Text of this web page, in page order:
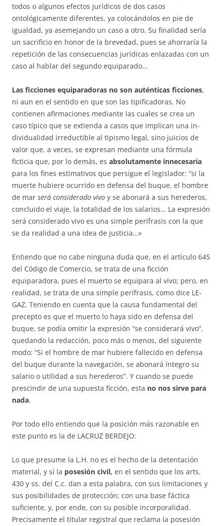
todos o algunos efectos jurídicos de dos casos
ontológicamente dife­rentes, ya colocándolos en pie de
igualdad, ya asemejando un caso a otro. Su finalidad sería
un sacrificio en honor de la brevedad, pues se ahorraría la
repetición de las consecuencias jurídicas enlazadas con un
caso al ha­blar del segundo equiparado…
Las ficciones equiparadoras no son auténticas ficciones,
ni aun en el sentido en que son las tipificadoras. No
contienen afirmaciones mediante las cuales se crea un
caso típico que se extienda a casos que implican una in­
dividualidad irreductible al tipismo legal, sino juicios de
valor que, a ve­ces, se expresan mediante una fórmula
ficticia que, por lo demás, es ab­solutamente innecesaria
para los fines estimativos que persigue el le­gis­lador: “si la
muerte hubiere ocurrido en defensa del buque, el hombre
de mar será considerado vivo y se abonará a sus herederos,
concluido el viaje, la totalidad de los salarios… La expresión
será considerado vivo es una simple perífrasis con la que
se da realidad a una idea de justicia…»
Entiendo que no cabe ninguna duda que, en el artículo 645
del Código de Comercio, se trata de una ficción
equiparadora, pues el muerto se equi­para al vivo; pero, en
realidad, se trata de una simple perífrasis, como dice LE­
GAZ. Teniendo en cuenta que la causa fundamental del
precepto es que el muerto lo haya sido en defensa del
buque, se podía omitir la expre­sión “se considerará vivo”,
quedando la redacción, poco más o menos, del si­guiente
modo: “Si el hombre de mar hubiere fallecido en defensa
del bu­que durante la navegación, se abonará íntegro su
salario o utilidad a sus he­­re­deros”. Y cuando se puede
prescindir de una supuesta ficción, esta no nos sirve para
nada.
Por todo ello entiendo que la posición más razonable en
este punto es la de LACRUZ BERDEJO:
Lo que presume la L.H. no es el hecho de la de­tentación
material, y sí la posesión civil, en el sentido que los arts.
430 y ss. del C.c. dan a esta palabra, con sus limitaciones y
sus po­si­bi­li­da­des de pro­tec­ción; con una ba­se fáctica
suficiente, y, por ende, con su po­sible incor­po­ra­li­dad.
Preci­sa­mente el titular registral que reclama la po­sesión